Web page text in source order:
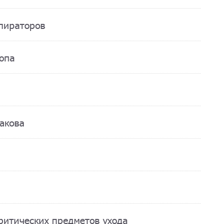
предметов ухода